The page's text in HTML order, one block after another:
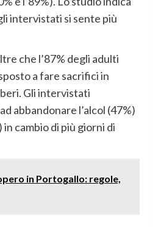
intervistati si sente più
che l’87% degli adulti
a fare sacrifici in
Gli intervistati
abbandonare l’alcol (47%)
in cambio di più giorni di
in Portogallo: regole,